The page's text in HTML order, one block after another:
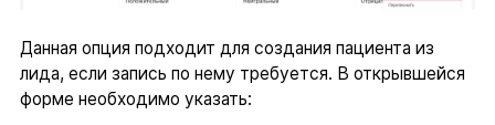
Данная опция подходит для создания пациента из
лида, если запись по нему требуется. В открывшейся
форме необходимо указать: